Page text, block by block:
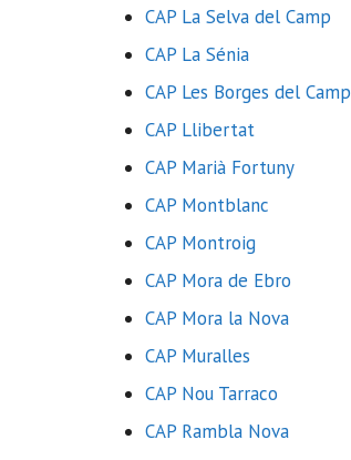
CAP La Selva del Camp
CAP La Sénia
CAP Les Borges del Camp
CAP Llibertat
CAP Marià Fortuny
CAP Montblanc
CAP Montroig
CAP Mora de Ebro
CAP Mora la Nova
CAP Muralles
CAP Nou Tarraco
CAP Rambla Nova